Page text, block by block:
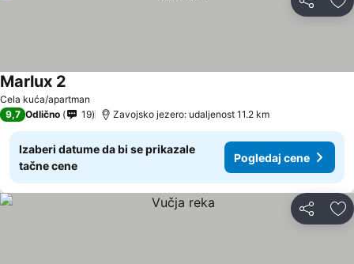
Deli
Cela kuća/apartman
Marlux 2
9,7 Odlično 19 Zavojsko jezero: udaljenost 11.2 km
Izaberi datume da bi se prikazale
tačne cene
Pogledaj cene
Deli